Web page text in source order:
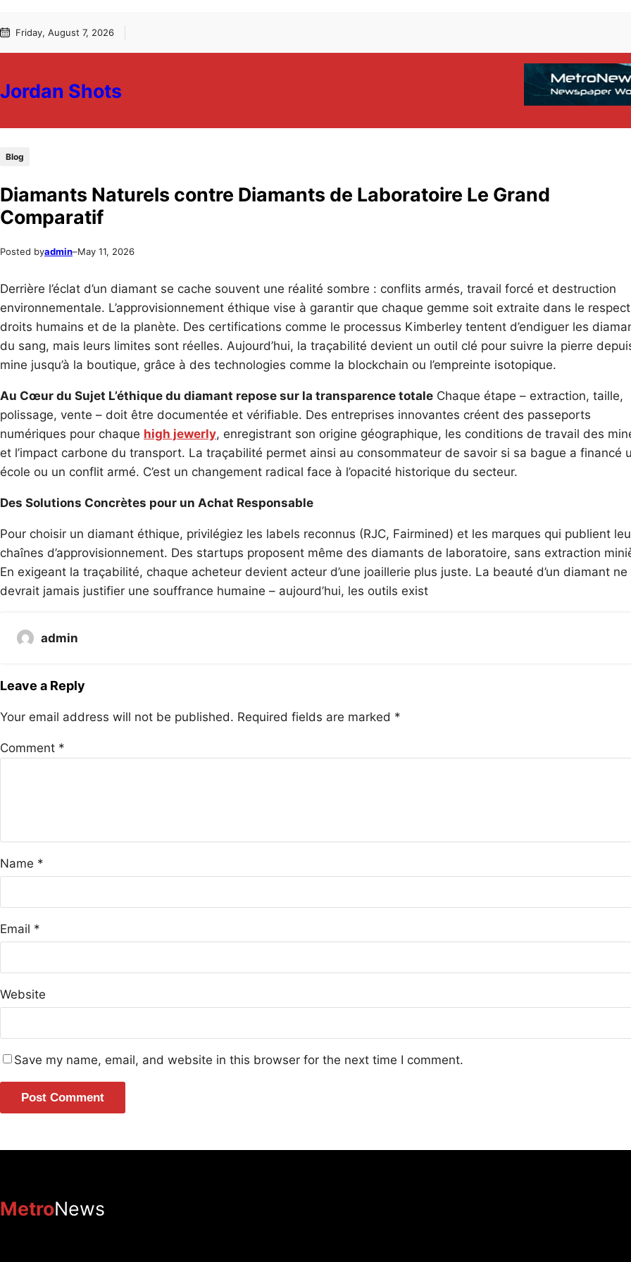
to
to Friday, August 7, 2026
Jordan Shots
Blog
Diamants Naturels contre Diamants de Laboratoire Le Grand
Comparatif
Posted byadmin–May 11, 2026
Derrière l’éclat d’un diamant se cache souvent une réalité sombre : conflits armés, travail forcé et destruction
environnementale. L’approvisionnement éthique vise à garantir que chaque gemme soit extraite dans le
droits humains et de la planète. Des certifications comme le processus Kimberley tentent d’endiguer les
du sang, mais leurs limites sont réelles. Aujourd’hui, la traçabilité devient un outil clé pour suivre la pierre
mine jusqu’à la boutique, grâce à des technologies comme la blockchain ou l’empreinte isotopique.
Au Cœur du Sujet L’éthique du diamant repose sur la transparence totale Chaque étape – extraction, taille,
polissage, vente – doit être documentée et vérifiable. Des entreprises innovantes créent des passeports
numériques pour chaque high jewerly, enregistrant son origine géographique, les conditions de travail des
et l’impact carbone du transport. La traçabilité permet ainsi au consommateur de savoir si sa bague a financé
école ou un conflit armé. C’est un changement radical face à l’opacité historique du secteur.
Des Solutions Concrètes pour un Achat Responsable
Pour choisir un diamant éthique, privilégiez les labels reconnus (RJC, Fairmined) et les marques qui publient
chaînes d’approvisionnement. Des startups proposent même des diamants de laboratoire, sans extraction
En exigeant la traçabilité, chaque acheteur devient acteur d’une joaillerie plus juste. La beauté d’un diamant ne
devrait jamais justifier une souffrance humaine – aujourd’hui, les outils exist
admin
Leave a Reply
Your email address will not be published. Required fields are marked *
Comment *
Name *
Email *
Website
Save my name, email, and website in this browser for the next time I comment.
MetroNews